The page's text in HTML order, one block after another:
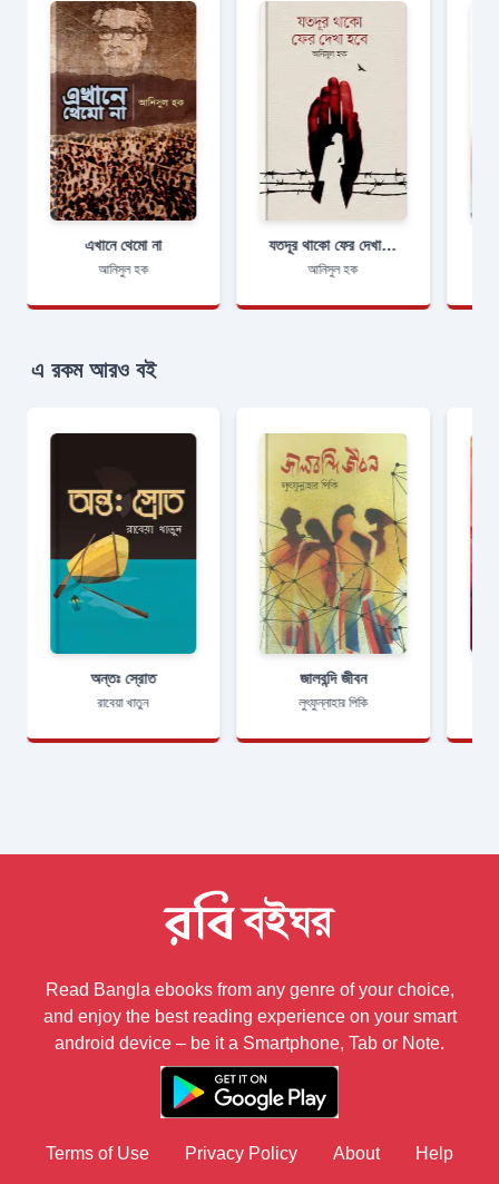
এখানে থেমো না
আনিসুল হক
যতদূর থাকো ফের দেখা হবে
আনিসুল হক
এ রকম আরও বই
অন্তঃ স্রোত
রাবেয়া খাতুন
জালবন্দি জীবন
লুৎফুন্নাহার পিকি
Read Bangla ebooks from any genre of your choice,
and enjoy the best reading experience on your smart
android device – be it a Smartphone, Tab or Note.
Terms of Use Privacy Policy About Help